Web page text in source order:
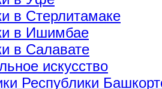
в Стерлитамаке
в Ишимбае
в Салавате
искусство
Республики